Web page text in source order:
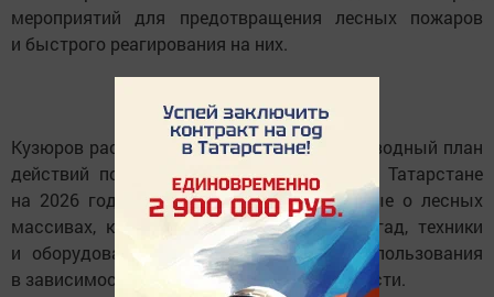
мероприятий для предотвращения лесных пожаров
и быстрого реагирования на них.
Кузюров рассказал, что был разработан сводный план
действий по тушению лесных пожаров в Татарстане
на 2026 год. В этом плане учтены данные о лесных
массивах, количестве лесопожарных бригад, техники
и оборудования, а также порядок их использования
в зависимости от уровня пожарной опасности.